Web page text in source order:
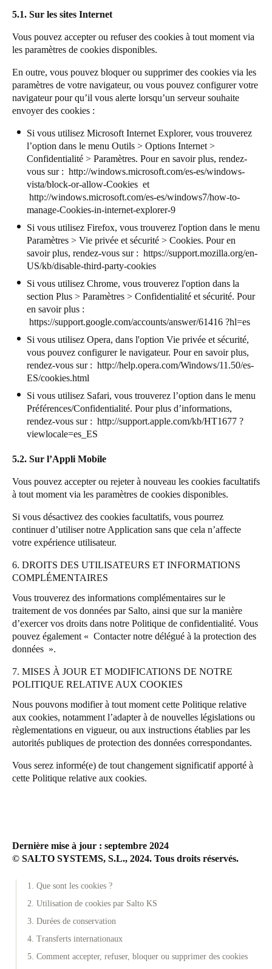
5.1. Sur les sites Internet
Vous pouvez accepter ou refuser des cookies à tout moment via
les paramètres de cookies disponibles.
En outre, vous pouvez bloquer ou supprimer des cookies via les
paramètres de votre navigateur, ou vous pouvez configurer votre
navigateur pour qu’il vous alerte lorsqu’un serveur souhaite
envoyer des cookies :
Si vous utilisez Microsoft Internet Explorer, vous trouverez
l’option dans le menu Outils > Options Internet >
Confidentialité > Paramètres. Pour en savoir plus, rendez-
vous sur : http://windows.microsoft.com/es-es/windows-
vista/block-or-allow-Cookies et
http://windows.microsoft.com/es-es/windows7/how-to-
manage-Cookies-in-internet-explorer-9
Si vous utilisez Firefox, vous trouverez l'option dans le menu
Paramètres > Vie privée et sécurité > Cookies. Pour en
savoir plus, rendez-vous sur : https://support.mozilla.org/en-
US/kb/disable-third-party-cookies
Si vous utilisez Chrome, vous trouverez l'option dans la
section Plus > Paramètres > Confidentialité et sécurité. Pour
en savoir plus :
https://support.google.com/accounts/answer/61416 ?hl=es
Si vous utilisez Opera, dans l'option Vie privée et sécurité,
vous pouvez configurer le navigateur. Pour en savoir plus,
rendez-vous sur : http://help.opera.com/Windows/11.50/es-
ES/cookies.html
Si vous utilisez Safari, vous trouverez l’option dans le menu
Préférences/Confidentialité. Pour plus d’informations,
rendez-vous sur : http://support.apple.com/kb/HT1677 ?
viewlocale=es_ES
5.2. Sur l’Appli Mobile
Vous pouvez accepter ou rejeter à nouveau les cookies facultatifs
à tout moment via les paramètres de cookies disponibles.
Si vous désactivez des cookies facultatifs, vous pourrez
continuer d’utiliser notre Application sans que cela n’affecte
votre expérience utilisateur.
6. DROITS DES UTILISATEURS ET INFORMATIONS
COMPLÉMENTAIRES
Vous trouverez des informations complémentaires sur le
traitement de vos données par Salto, ainsi que sur la manière
d’exercer vos droits dans notre Politique de confidentialité. Vous
pouvez également « Contacter notre délégué à la protection des
données ».
7. MISES À JOUR ET MODIFICATIONS DE NOTRE
POLITIQUE RELATIVE AUX COOKIES
Nous pouvons modifier à tout moment cette Politique relative
aux cookies, notamment l’adapter à de nouvelles législations ou
règlementations en vigueur, ou aux instructions établies par les
autorités publiques de protection des données correspondantes.
Vous serez informé(e) de tout changement significatif apporté à
cette Politique relative aux cookies.
Dernière mise à jour : septembre 2024
© SALTO SYSTEMS, S.L., 2024. Tous droits réservés.
1. Que sont les cookies ?
2. Utilisation de cookies par Salto KS
3. Durées de conservation
4. Transferts internationaux
5. Comment accepter, refuser, bloquer ou supprimer des cookies